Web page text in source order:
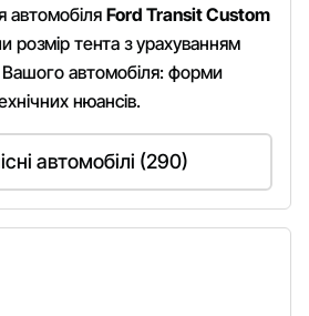
автомобіля Ford Transit Custom
розмір тента з урахуванням
Вашого автомобіля: форми
нюансів.
автомобілі (290)